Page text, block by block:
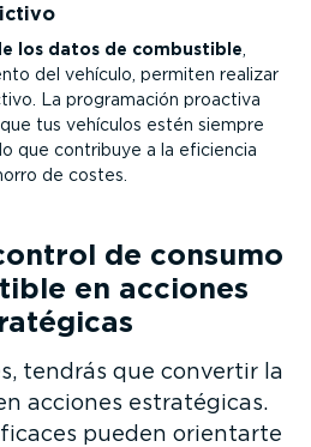
los datos de combustible
del vehículo, permiten realizar
La progra­mación proactiva
tus vehículos estén siempre
que contribuye a la eficiencia
de costes.
de consumo
en acciones
tendrás que convertir la
acciones estra­té­gicas.
pueden orientarte